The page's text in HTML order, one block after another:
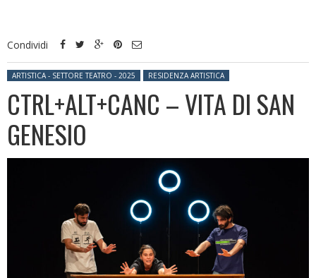
Condividi
Posted in:
ARTISTICA - SETTORE TEATRO - 2025 RESIDENZA ARTISTICA
CTRL+ALT+CANC – VITA DI SAN
GENESIO